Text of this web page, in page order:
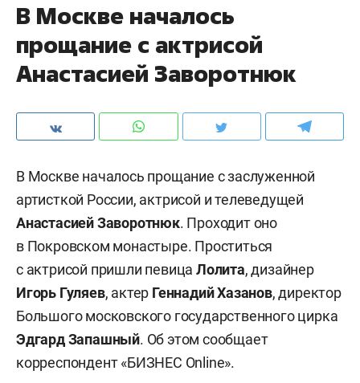
В Москве началось
прощание с актрисой
Анастасией Заворотнюк
В Москве началось прощание с заслуженной
артисткой России, актрисой и телеведущей
Анастасией Заворотнюк. Проходит оно
в Покровском монастыре. Проститься
с актрисой пришли певицаЛолита, дизайнер
Игорь Гуляев, актер Геннадий Хазанов, директор
Большого московского государственного цирка
Эдгард Запашный. Об этом сообщает
корреспондент «БИЗНЕС Online».